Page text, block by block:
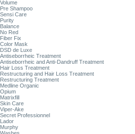
Volume
Pre Shampoo
Sensi Care
Purity
Balance
No Red
Fiber Fix
Color Mask
DSD de Luxe
Antiseborrheic Treatment
Antiseborrheic and Anti-Dandruff Treatment
Hair Loss Treatment
Restructuring and Hair Loss Treatment
Restructuring Treatment
Medline Organic
Opium
Matrixfill
Skin Care
Viper-Ake
Secret Professionnel
Lador
Murphy